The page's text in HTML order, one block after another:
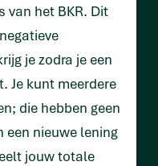
van het BKR. Dit
je zodra je een
Je kunt meerdere
die hebben geen
een nieuwe lening
jouw totale